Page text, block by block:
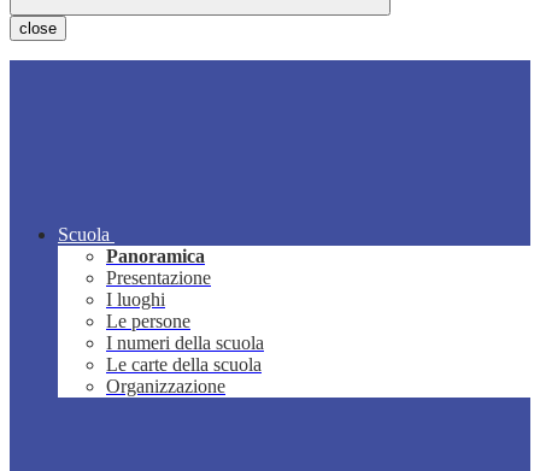
close
Scuola
Panoramica
Presentazione
I luoghi
Le persone
I numeri della scuola
Le carte della scuola
Organizzazione